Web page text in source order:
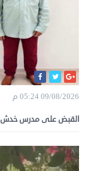
09/08/2026 05:24 م
القبض على مدرس خدش